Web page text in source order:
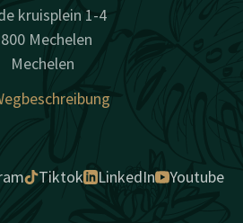
kruisplein 1-4
Mechelen
Mechelen
Tiktok LinkedIn Youtube